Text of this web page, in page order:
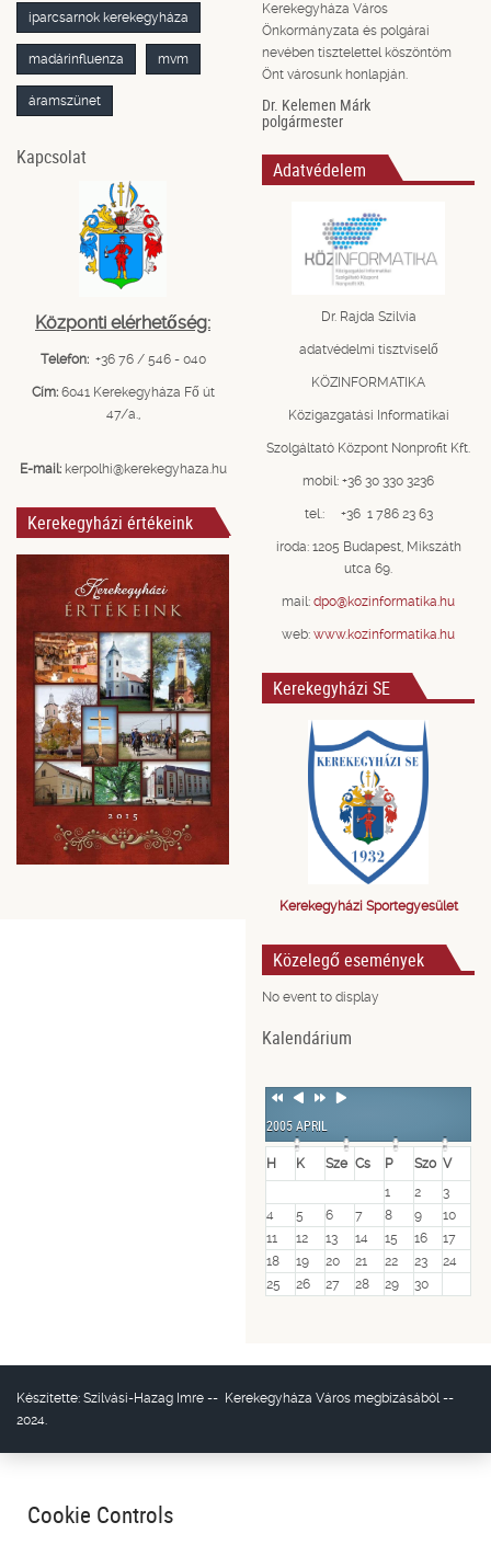
iparcsarnok kerekegyháza
madárinfluenza mvm
áramszünet
Kapcsolat
Központi elérhetőség:
Telefon: +36 76 / 546 - 040
Cím: 6041 Kerekegyháza Fő út
47/a.,
E-mail: kerpolhi@kerekegyhaza.hu
Kerekegyházi értékeink
Kerekegyháza Város
Önkormányzata és polgárai
nevében tisztelettel köszöntöm
Önt városunk honlapján.
Dr. Kelemen Márk
polgármester
Adatvédelem
Dr. Rajda Szilvia
adatvédelmi tisztviselő
KÖZINFORMATIKA
Közigazgatási Informatikai
Szolgáltató Központ Nonprofit Kft.
mobil: +36 30 330 3236
tel.: +36 1 786 23 63
iroda: 1205 Budapest, Mikszáth
utca 69.
mail: dpo@kozinformatika.hu
web: www.kozinformatika.hu
Kerekegyházi SE
Kerekegyházi Sportegyesület
Közelegő események
No event to display
Kalendárium
Previous
Previous
NextNext
2005 APRIL
H K Sze Cs P Szo V
1
2
3
4
5 6 7 8 9
10
11
12 13 14 15 16
17
18
19 20 21 22 23
24
25
26 27 28 29 30
Készítette: Szilvási-Hazag Imre -- Kerekegyháza Város megbízásából --
2024.
Cookie Controls